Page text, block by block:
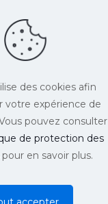
des cookies afin
votre expérience de
pouvez consulter
de protection des
pour en savoir plus.